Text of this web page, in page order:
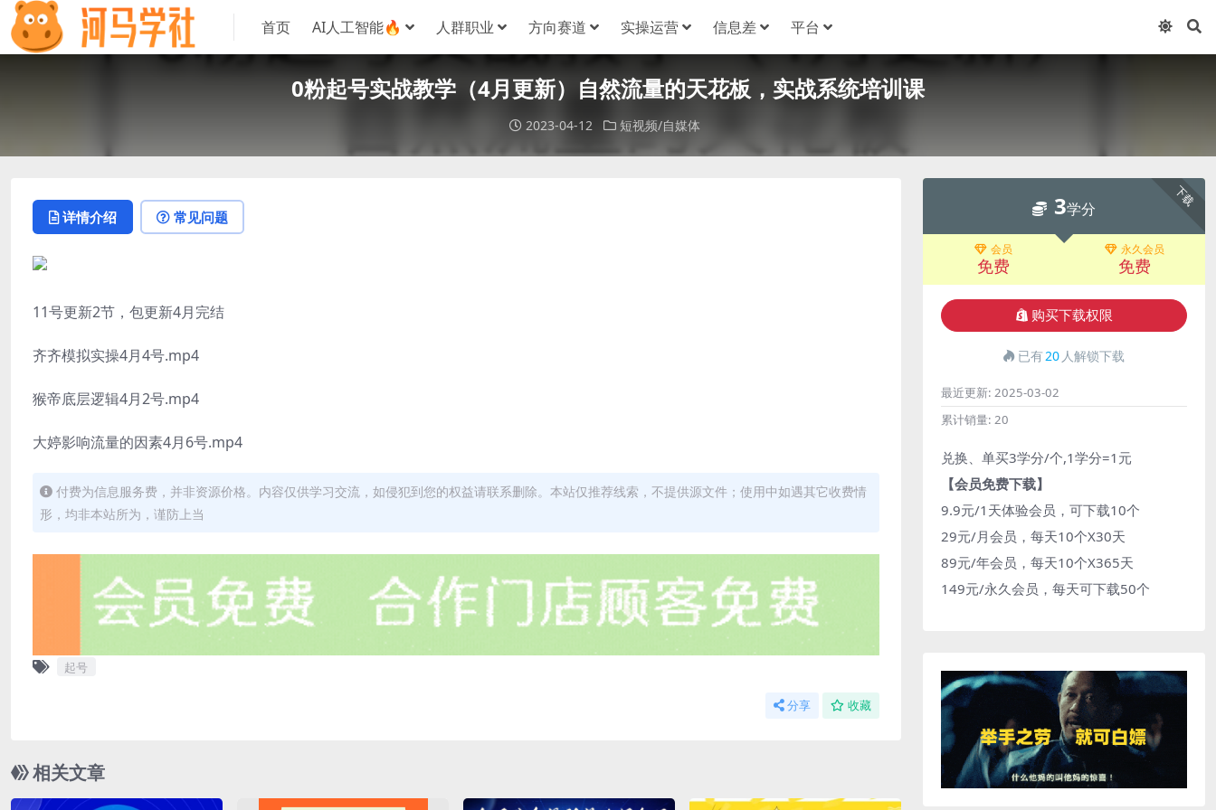
首页 AI人工智能🔥 人群职业 方向赛道 实操运营 信息差 平台
0粉起号实战教学（4月更新）自然流量的天花板，实战系统培训课
2023-04-12 短视频/自媒体
详情介绍 常见问题
11号更新2节，包更新4月完结
齐齐模拟实操4月4号.mp4
猴帝底层逻辑4月2号.mp4
大婷影响流量的因素4月6号.mp4
付费为信息服务费，并非资源价格。内容仅供学习交流，如侵犯到您的权益请联系删除。本站仅推荐线索，不提供源文件；使用中如遇其它收费情
形，均非本站所为，谨防上当
起号
分享 收藏
相关文章
下载
3学分
会员
免费
永久会员
免费
购买下载权限
已有20 人解锁下载
最近更新: 2025-03-02
累计销量: 20
兑换、单买3学分/个,1学分=1元
【会员免费下载】
9.9元/1天体验会员，可下载10个
29元/月会员，每天10个X30天
89元/年会员，每天10个X365天
149元/永久会员，每天可下载50个